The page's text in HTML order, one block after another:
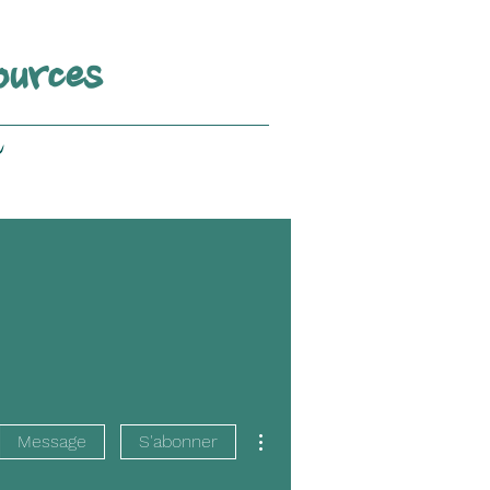
Message S'abonner